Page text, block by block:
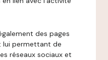
des pages
lui permettant de
réseaux sociaux et